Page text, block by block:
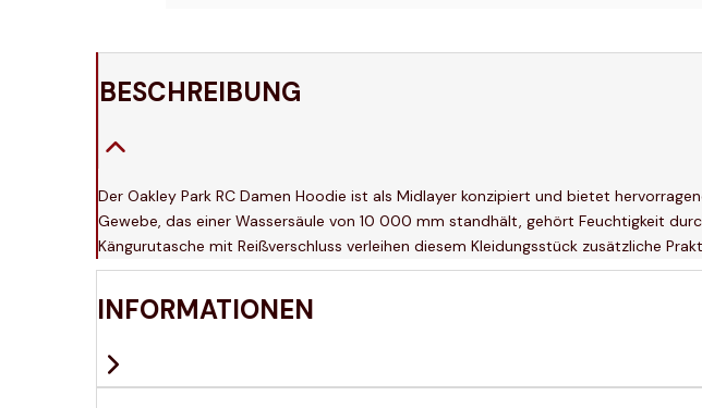
BESCHREIBUNG
Der Oakley Park RC Damen Hoodie ist als Midlayer konzipiert und bietet
Gewebe, das einer Wassersäule von 10 000 mm standhält, gehört Feuchtigkeit
Kängurutasche mit Reißverschluss verleihen diesem Kleidungsstück zusätzliche
INFORMATIONEN